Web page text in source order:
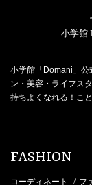
小学館
小学館「Domani」公
ン・美容・ライフス
持ちよくなれる！こ
FASHION
コーディネート / フ